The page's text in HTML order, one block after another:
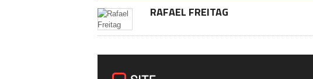
RAFAEL FREITAG